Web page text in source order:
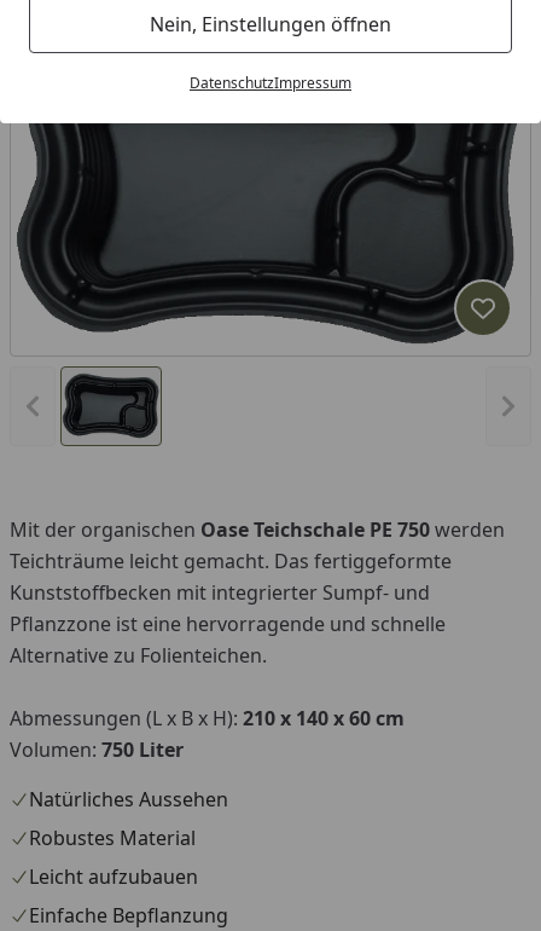
Nein, Einstellungen öffnen
DatenschutzImpressum
Vorheriges Bild anzeigen
Mit der organischen Oase Teichschale PE 750werden
Teichträume leicht gemacht. Das fertiggeformte
Kunststoffbecken mit integrierter Sumpf- und
Pflanzzone ist eine hervorragende und schnelle
Alternative zu Folienteichen.
Abmessungen (L x B x H): 210 x 140 x 60 cm
Volumen: 750 Liter
Natürliches Aussehen
Robustes Material
Leicht aufzubauen
Einfache Bepflanzung